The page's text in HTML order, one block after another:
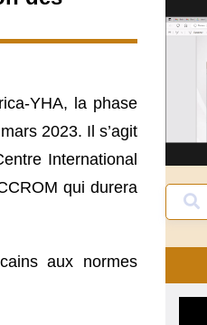
YHA, la phase
2023. Il s’agit
International
qui durera
aux normes